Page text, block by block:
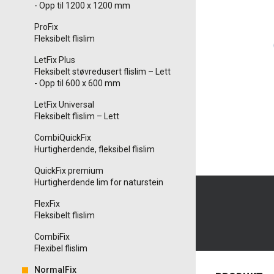
- Opp til 1200 x 1200 mm
ProFix
Fleksibelt flislim
LetFix Plus
Fleksibelt støvredusert flislim – Lett
- Opp til 600 x 600 mm
LetFix Universal
Fleksibelt flislim – Lett
CombiQuickFix
Hurtigherdende, fleksibel flislim
QuickFix premium
Hurtigherdende lim for naturstein
FlexFix
Fleksibelt flislim
CombiFix
Flexibel flislim
NormalFix